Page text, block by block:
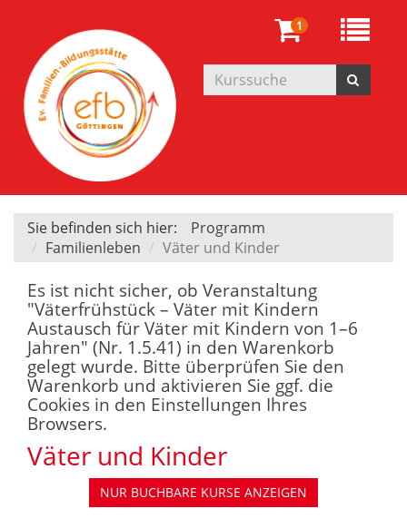
1
Sie befinden sich hier:
Programm
Familienleben
Väter und Kinder
Es ist nicht sicher, ob Veranstaltung
"Väterfrühstück – Väter mit Kindern
Austausch für Väter mit Kindern von 1–6
Jahren" (Nr. 1.5.41) in den Warenkorb
gelegt wurde. Bitte überprüfen Sie den
Warenkorb und aktivieren Sie ggf. die
Cookies in den Einstellungen Ihres
Browsers.
Väter und Kinder
NUR BUCHBARE KURSE ANZEIGEN